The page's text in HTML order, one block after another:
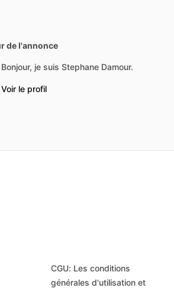
de l'annonce
Bonjour, je suis Stephane Damour.
Voir le profil
CGU: Les conditions
générales d'utilisation et